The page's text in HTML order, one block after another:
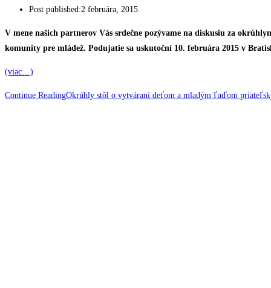
Post published:2 februára, 2015
V mene našich partnerov Vás srdečne pozývame na diskusiu za
komunity pre mládež. Podujatie sa uskutoční 10. februára 2015 v
(viac…)
Continue ReadingOkrúhly stôl o vytváraní deťom a mladým ľuďom